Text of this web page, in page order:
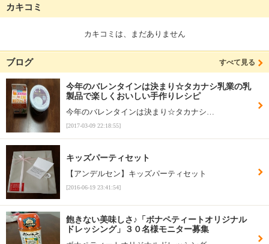
カキコミ
カキコミは、まだありません
ブログ すべて見る
今年のバレンタインは決まり☆タカナシ乳業の乳
製品で楽しくおいしい手作りレシピ
今年のバレンタインは決まり☆タカナシ…
[2017-03-09 22:18:55]
キッズパーティセット
【アンデルセン】キッズパーティセット
[2016-06-19 23:41:54]
飽きない美味しさ♪「ボナペティートオリジナル
ドレッシング」３０名様モニター募集